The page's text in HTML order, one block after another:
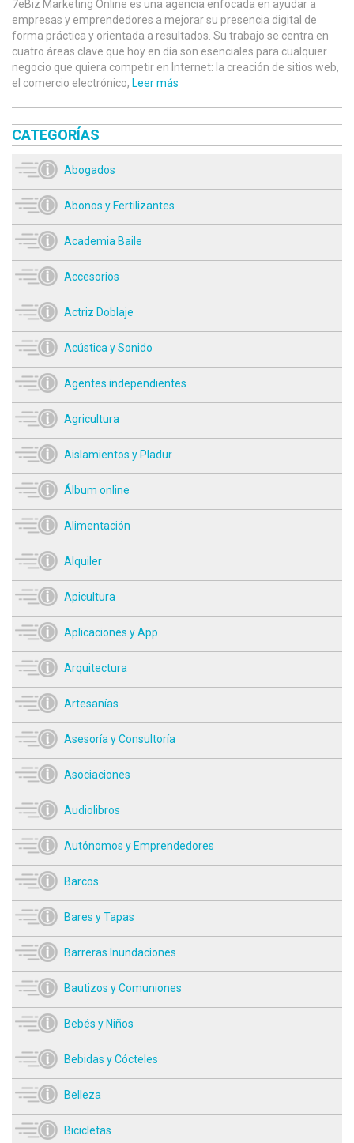
7eBiz Marketing Online es una agencia enfocada en ayudar a
empresas y emprendedores a mejorar su presencia digital de
forma práctica y orientada a resultados. Su trabajo se centra en
cuatro áreas clave que hoy en día son esenciales para cualquier
negocio que quiera competir en Internet: la creación de sitios web,
el comercio electrónico, Leer más
CATEGORÍAS
Abogados
Abonos y Fertilizantes
Academia Baile
Accesorios
Actriz Doblaje
Acústica y Sonido
Agentes independientes
Agricultura
Aislamientos y Pladur
Álbum online
Alimentación
Alquiler
Apicultura
Aplicaciones y App
Arquitectura
Artesanías
Asesoría y Consultoría
Asociaciones
Audiolibros
Autónomos y Emprendedores
Barcos
Bares y Tapas
Barreras Inundaciones
Bautizos y Comuniones
Bebés y Niños
Bebidas y Cócteles
Belleza
Bicicletas